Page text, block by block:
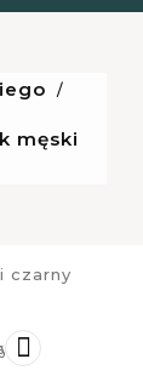
męski
